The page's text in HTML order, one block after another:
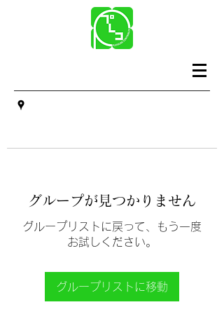
グループが見つかりません
グループリストに戻って、もう一度
お試しください。
グループリストに移動